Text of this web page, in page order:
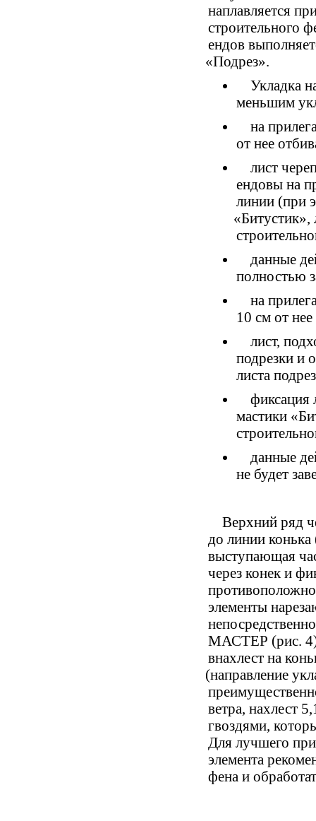
наплавляется
строительного
ендов
«Подрез».
Укладка
меньшим
на
от нее
лист
ендовы на
линии (при
«Битустик»,
данные
полностью
на
10 см от
лист,
подрезки и
листа
фиксация
мастики «
данные
не будет
Верхний ряд
до линии конька
выступающая
через конек и
элементы
МАСТЕР (рис.
внахлест на
(направление
ветра, нахлест
гвоздями,
Для лучшего
элемента
фена и